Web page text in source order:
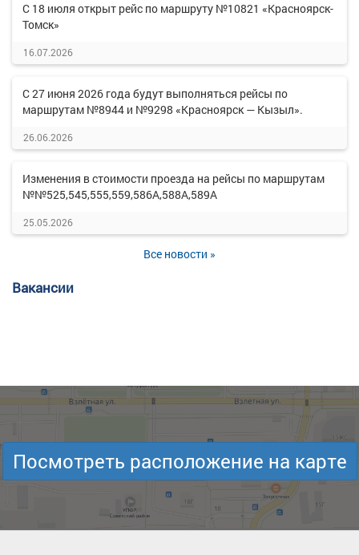
С 18 июля открыт рейс по маршруту №10821 «Красноярск-
Томск»
16.07.2026
С 27 июня 2026 года будут выполняться рейсы по
маршрутам №8944 и №9298 «Красноярск — Кызыл».
26.06.2026
Изменения в стоимости проезда на рейсы по маршрутам
№№525,545,555,559,586А,588А,589А
25.05.2026
Все новости »
Вакансии
Посмотреть расположение на карте